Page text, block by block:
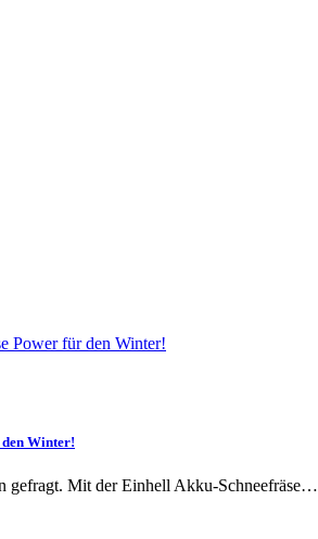
Winter!
gefragt. Mit der Einhell Akku-Schneefräse…